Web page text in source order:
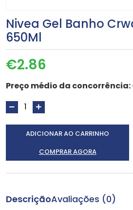
Nivea Gel Banho
650Ml
€2.86
Preço médio da concorrência:
ADICIONAR AO CARRINHO
COMPRAR AGORA
DescriçãoAvaliações (0)